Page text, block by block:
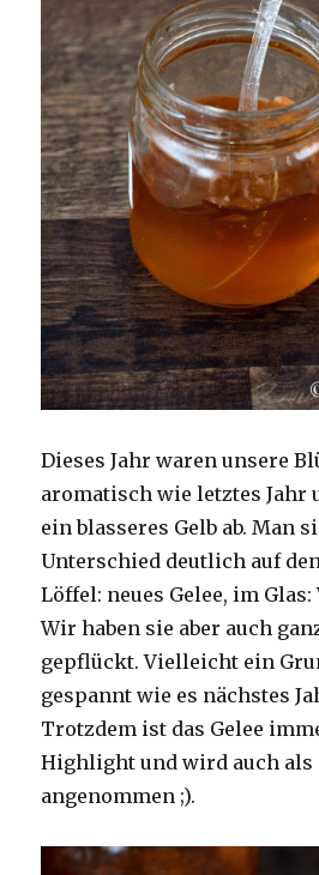
Dieses Jahr waren unsere
aromatisch wie letztes Jahr
ein blasseres Gelb ab. Man
Unterschied deutlich auf
Löffel: neues Gelee, im
Wir haben sie aber auch
gepflückt. Vielleicht ein
gespannt wie es nächstes
Trotzdem ist das Gelee
Highlight und wird auch als
angenommen ;).